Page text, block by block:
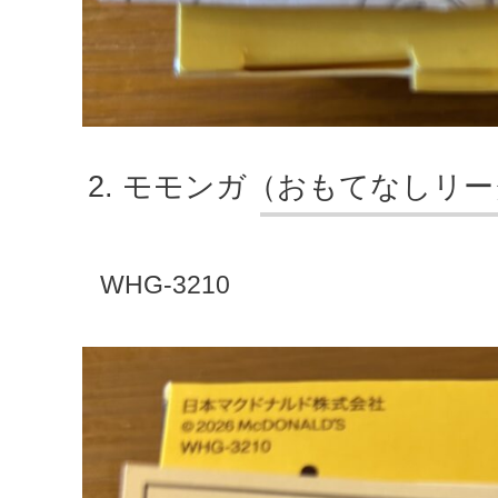
モモンガ（おもてなしリ
WHG-3210